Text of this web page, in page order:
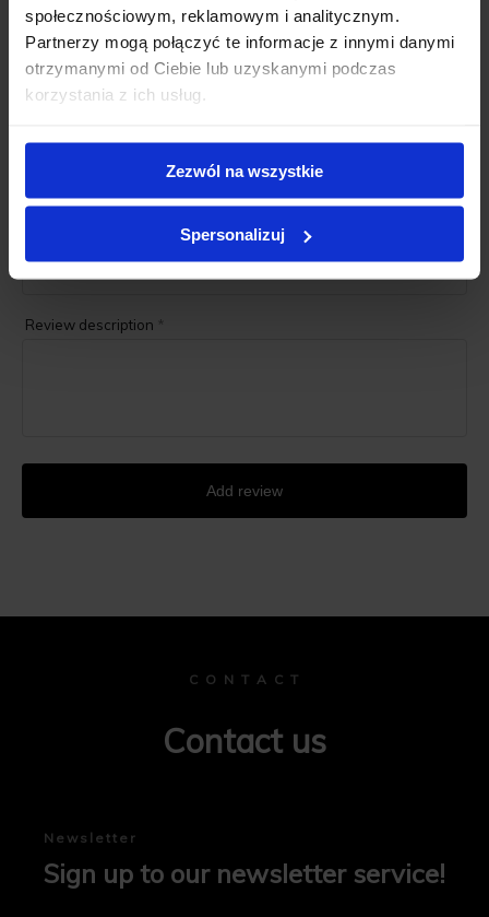
społecznościowym, reklamowym i analitycznym.
Partnerzy mogą połączyć te informacje z innymi danymi
otrzymanymi od Ciebie lub uzyskanymi podczas
korzystania z ich usług.
Zezwól na wszystkie
Spersonalizuj
Add review for this product.
Grade*
First name
Review description *
Add review
C O N T A C T
Contact us
Newsletter
Sign up to our newsletter service!